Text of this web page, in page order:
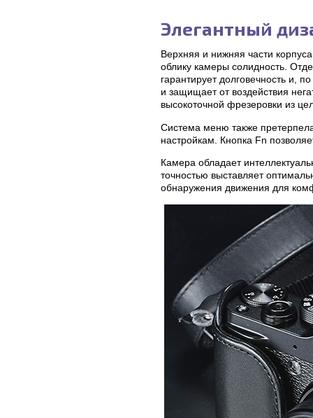
Элегантный
Верхняя и нижняя части
облику камеры солидность.
гарантирует долговечность и,
и защищает от воздействия
высокоточной фрезеровки из
Система меню также
настройкам. Кнопка Fn
Камера обладает
точностью выставляет
обнаружения движения для